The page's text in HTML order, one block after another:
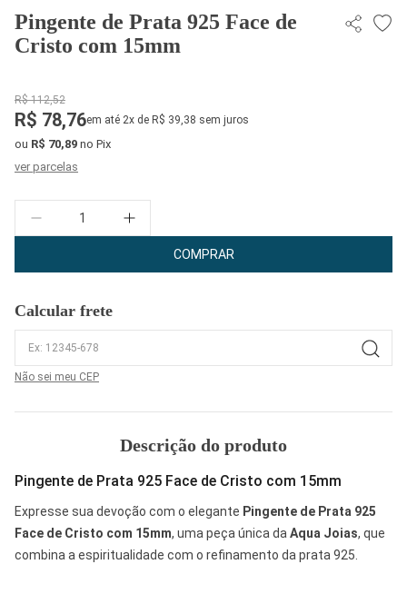
Pingente de Prata 925 Face de
Cristo com 15mm
R$ 112,52
R$ 78,76em até 2x de R$ 39,38 sem juros
ou R$ 70,89 no Pix
ver parcelas
Quantidade
COMPRAR
Calcular frete
Não sei meu CEP
Descrição do produto
Pingente de Prata 925 Face de Cristo com 15mm
Expresse sua devoção com o elegante Pingente de Prata 925
Face de Cristo com 15mm, uma peça única da Aqua Joias, que
combina a espiritualidade com o refinamento da prata 925.